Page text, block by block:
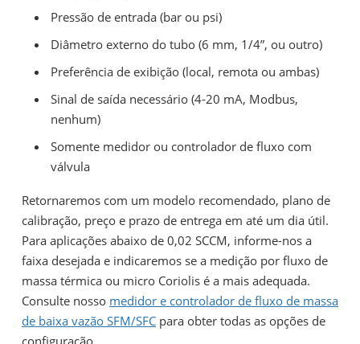
Pressão de entrada (bar ou psi)
Diâmetro externo do tubo (6 mm, 1/4”, ou outro)
Preferência de exibição (local, remota ou ambas)
Sinal de saída necessário (4-20 mA, Modbus,
nenhum)
Somente medidor ou controlador de fluxo com
válvula
Retornaremos com um modelo recomendado, plano de
calibração, preço e prazo de entrega em até um dia útil.
Para aplicações abaixo de 0,02 SCCM, informe-nos a
faixa desejada e indicaremos se a medição por fluxo de
massa térmica ou micro Coriolis é a mais adequada.
Consulte nosso medidor e controlador de fluxo de massa
de baixa vazão SFM/SFC para obter todas as opções de
configuração.